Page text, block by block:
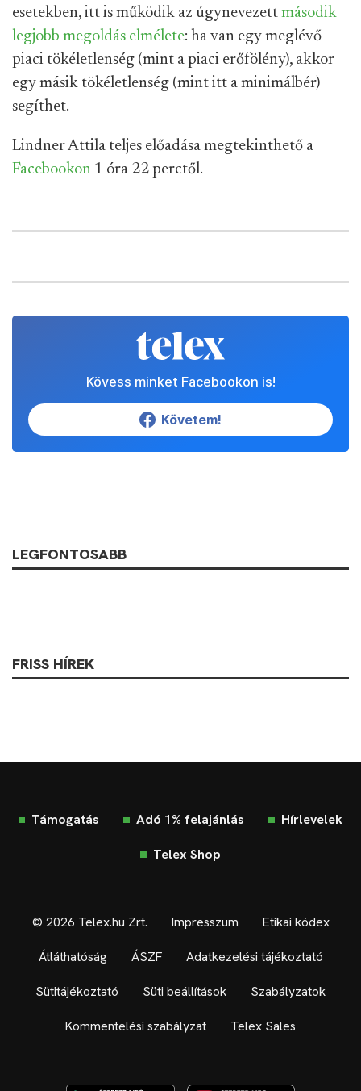
esetekben, itt is működik az úgynevezett második
legjobb megoldás elmélete: ha van egy meglévő
piaci tökéletlenség (mint a piaci erőfölény), akkor
egy másik tökéletlenség (mint itt a minimálbér)
segíthet.
Lindner Attila teljes előadása megtekinthető a
Facebookon 1 óra 22 perctől.
Kövess minket Facebookon is!
Követem!
LEGFONTOSABB
FRISS HÍREK
Támogatás Adó 1% felajánlás Hírlevelek
Telex Shop
© 2026 Telex.hu Zrt. Impresszum Etikai kódex
Átláthatóság ÁSZF Adatkezelési tájékoztató
Sütitájékoztató Süti beállítások Szabályzatok
Kommentelési szabályzat Telex Sales